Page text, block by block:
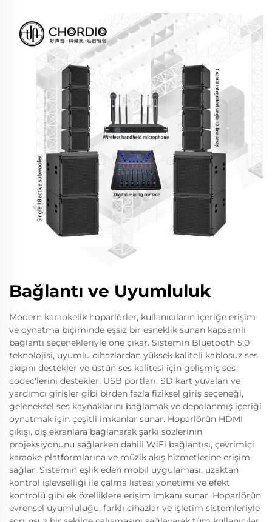
Bağlantı ve Uyumluluk
Modern karaokelik hoparlörler, kullanıcıların içeriğe erişim
ve oynatma biçiminde eşsiz bir esneklik sunan kapsamlı
bağlantı seçenekleriyle öne çıkar. Sistemin Bluetooth 5.0
teknolojisi, uyumlu cihazlardan yüksek kaliteli kablosuz ses
akışını destekler ve üstün ses kalitesi için gelişmiş ses
codec'lerini destekler. USB portları, SD kart yuvaları ve
yardımcı girişler gibi birden fazla fiziksel giriş seçeneği,
geleneksel ses kaynaklarını bağlamak ve depolanmış içeriği
oynatmak için çeşitli imkanlar sunar. Hoparlörün HDMI
çıkışı, dış ekranlara bağlanarak şarkı sözlerinin
projeksiyonunu sağlarken dahili WiFi bağlantısı, çevrimiçi
karaoke platformlarına ve müzik akış hizmetlerine erişim
sağlar. Sistemin eşlik eden mobil uygulaması, uzaktan
kontrol işlevselliği ile çalma listesi yönetimi ve efekt
kontrolü gibi ek özelliklere erişim imkanı sunar. Hoparlörün
evrensel uyumluluğu, farklı cihazlar ve işletim sistemleriyle